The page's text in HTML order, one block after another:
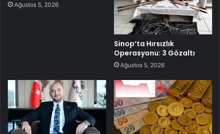
Ağustos 5, 2026
Sinop’ta Hırsızlık
Operasyonu: 3 Gözaltı
Ağustos 5, 2026